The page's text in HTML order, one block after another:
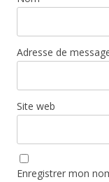
Adresse de
Site web
Enregistrer mon